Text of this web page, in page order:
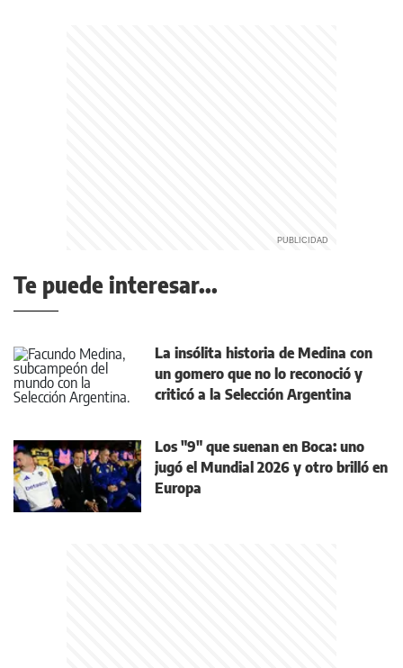
Te puede interesar...
La insólita historia de Medina con
un gomero que no lo reconoció y
criticó a la Selección Argentina
Los "9" que suenan en Boca: uno
jugó el Mundial 2026 y otro brilló en
Europa